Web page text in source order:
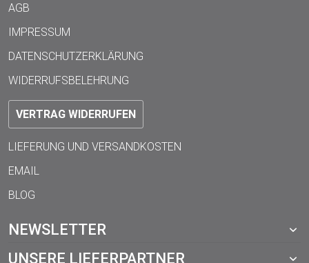
AGB
IMPRESSUM
DATENSCHUTZERKLÄRUNG
WIDERRUFSBELEHRUNG
VERTRAG WIDERRUFEN
LIEFERUNG UND VERSANDKOSTEN
EMAIL
BLOG
NEWSLETTER
UNSERE LIEFERPARTNER